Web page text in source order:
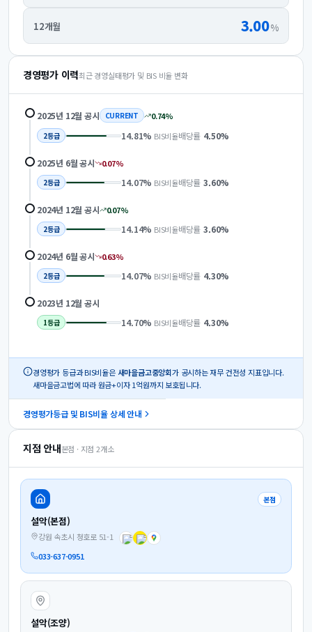
12개월 3.00%
경영평가 이력최근 경영실태평가 및 BIS 비율 변화
2025년 12월 공시 CURRENT 0.74%
2등급 14.81% BIS비율배당률 4.50%
2025년 6월공시 0.07%
2등급 14.07% BIS비율배당률 3.60%
2024년 12월 공시 0.07%
2등급 14.14% BIS비율배당률 3.60%
2024년 6월공시 0.63%
2등급 14.07% BIS비율배당률 4.30%
2023년 12월 공시
1등급 14.70% BIS비율배당률 4.30%
경영평가 등급과 BIS비율은 새마을금고중앙회가 공시하는 재무 건전성 지표입니다.
새마을금고법에 따라 원금+이자 1억원까지 보호됩니다.
경영평가등급 및 BIS비율 상세 안내
지점 안내본점 · 지점 2개소
본점
설악(본점)
강원 속초시 청호로 51-1
033-637-0951
설악(조양)